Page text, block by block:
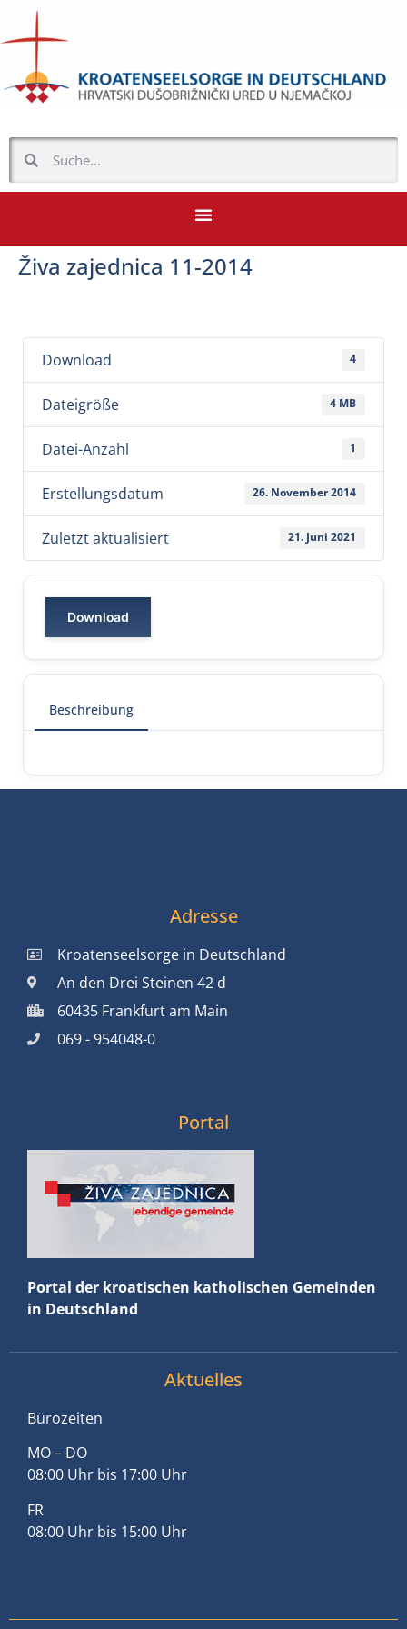
Živa zajednica 11-2014
Download 4
Dateigröße 4 MB
Datei-Anzahl 1
Erstellungsdatum 26. November 2014
Zuletzt aktualisiert 21. Juni 2021
Download
Beschreibung
Adresse
Kroatenseelsorge in Deutschland
An den Drei Steinen 42 d
60435 Frankfurt am Main
069 - 954048-0
Portal
Portal der kroatischen katholischen Gemeinden
in Deutschland
Aktuelles
Bürozeiten
MO – DO
08:00 Uhr bis 17:00 Uhr
FR
08:00 Uhr bis 15:00 Uhr